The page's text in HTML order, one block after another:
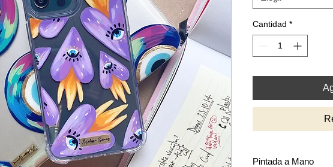
Cantidad *
Pintada a Mano